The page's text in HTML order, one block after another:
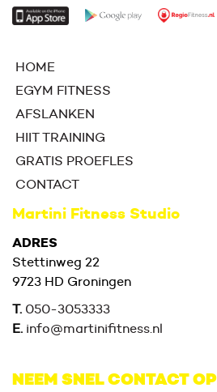
HOME
EGYM FITNESS
AFSLANKEN
HIIT TRAINING
GRATIS PROEFLES
CONTACT
Martini Fitness Studio
ADRES
Stettinweg 22
9723 HD Groningen
T. 050-3053333
E. info@martinifitness.nl
NEEM SNEL CONTACT OP